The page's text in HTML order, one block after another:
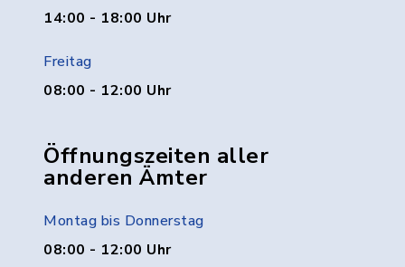
14:00 - 18:00 Uhr
Freitag
08:00 - 12:00 Uhr
Öffnungszeiten aller
anderen Ämter
Montag bis Donnerstag
08:00 - 12:00 Uhr